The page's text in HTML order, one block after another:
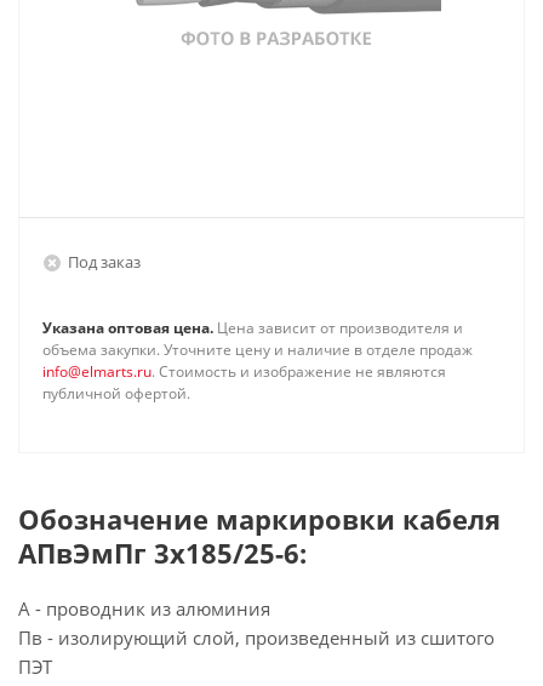
Под заказ
Указана оптовая цена. Цена зависит от производителя и
объема закупки. Уточните цену и наличие в отделе продаж
info@elmarts.ru. Стоимость и изображение не являются
публичной офертой.
Обозначение маркировки кабеля
АПвЭмПг 3х185/25-6:
А - проводник из алюминия
Пв - изолирующий слой, произведенный из сшитого
ПЭТ